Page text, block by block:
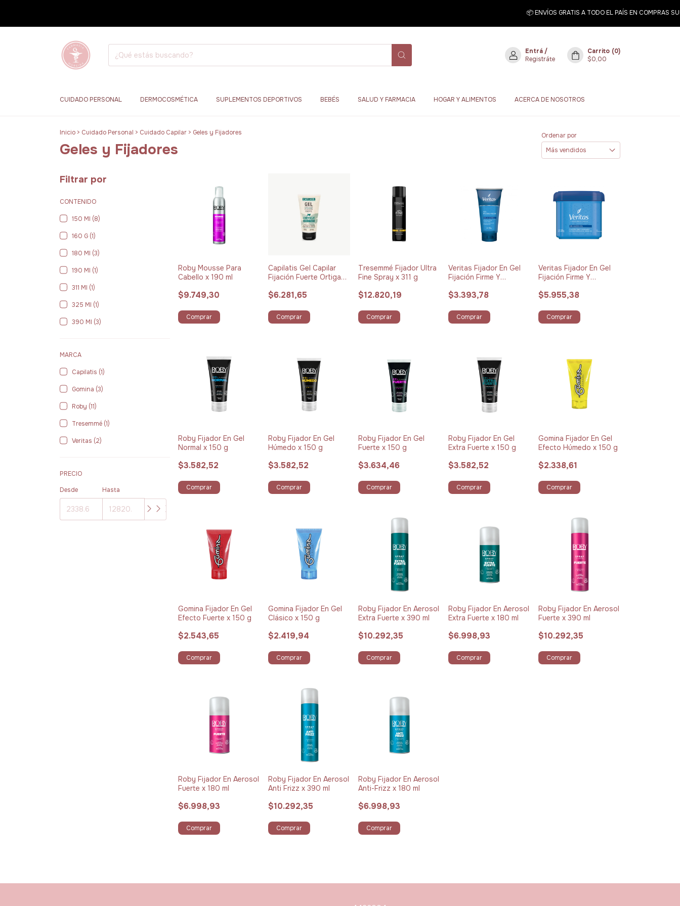
📦 ENVÍOS GRATIS A TODO EL PAÍS EN COMPRAS
Entrá /
Registráte
Carrito (0)
$0,00
CUIDADO PERSONAL DERMOCOSMÉTICA SUPLEMENTOS DEPORTIVOS BEBÉS SALUD Y FARMACIA HOGAR Y ALIMENTOS ACERCA DE NOSOTROS
Inicio > Cuidado Personal > Cuidado Capilar > Geles y Fijadores
Geles y Fijadores
Ordenar por
Filtrar por
CONTENIDO
150 Ml (8)
160 G (1)
180 Ml (3)
190 Ml (1)
311 Ml (1)
325 Ml (1)
390 Ml (3)
MARCA
Capilatis (1)
Gomina (3)
Roby (11)
Tresemmé (1)
Veritas (2)
PRECIO
Desde
Hasta
Roby Mousse Para
Cabello x 190 ml
$9.749,30
Comprar
Capilatis Gel Capilar
Fijación Fuerte Ortiga
$6.281,65
Comprar
Tresemmé Fijador Ultra
Fine Spray x 311 g
$12.820,19
Comprar
Veritas Fijador En Gel
Fijación Firme Y
$3.393,78
Comprar
Veritas Fijador En Gel
Fijación Firme Y
$5.955,38
Comprar
Roby Fijador En Gel
Normal x 150 g
$3.582,52
Comprar
Roby Fijador En Gel
Húmedo x 150 g
$3.582,52
Comprar
Roby Fijador En Gel
Fuerte x 150 g
$3.634,46
Comprar
Roby Fijador En Gel
Extra Fuerte x 150 g
$3.582,52
Comprar
Gomina Fijador En Gel
Efecto Húmedo x 150 g
$2.338,61
Comprar
Gomina Fijador En Gel
Efecto Fuerte x 150 g
$2.543,65
Comprar
Gomina Fijador En Gel
Clásico x 150 g
$2.419,94
Comprar
Roby Fijador En Aerosol
Extra Fuerte x 390 ml
$10.292,35
Comprar
Roby Fijador En Aerosol
Extra Fuerte x 180 ml
$6.998,93
Comprar
Roby Fijador En Aerosol
Fuerte x 390 ml
$10.292,35
Comprar
Roby Fijador En Aerosol
Fuerte x 180 ml
$6.998,93
Comprar
Roby Fijador En Aerosol
Anti Frizz x 390 ml
$10.292,35
Comprar
Roby Fijador En Aerosol
Anti-Frizz x 180 ml
$6.998,93
Comprar